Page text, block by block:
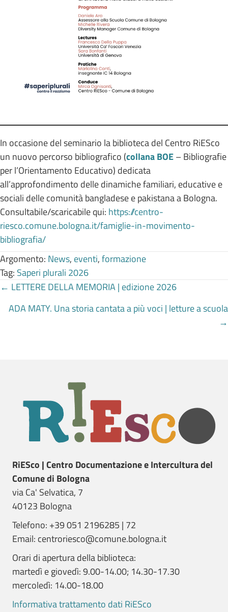
In occasione del seminario la biblioteca del Centro RiESco
un nuovo percorso bibliografico (collana BOE– Bibliografie
per l’Orientamento Educativo) dedicata
all’approfondimento delle dinamiche familiari, educative e
sociali delle comunità bangladese e pakistana a Bologna.
Consultabile/scaricabile qui: https://centro-
riesco.comune.bologna.it/famiglie-in-movimento-
bibliografia/
Argomento: News, eventi,formazione
Tag: Saperi plurali 2026
Posts
navigation
← LETTERE DELLA MEMORIA | edizione 2026
ADA MATY. Una storia cantata a più voci | letture a scuola
→
RiESco | Centro Documentazione e Intercultura del
Comune di Bologna
via Ca' Selvatica, 7
40123 Bologna
Telefono: +39 051 2196285 | 72
Email: centroriesco@comune.bologna.it
Orari di apertura della biblioteca:
martedì e giovedì: 9.00-14.00; 14.30-17.30
mercoledì: 14.00-18.00
Informativa trattamento dati RiESco